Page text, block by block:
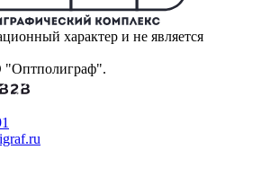
характер и не является
"Оптполиграф".